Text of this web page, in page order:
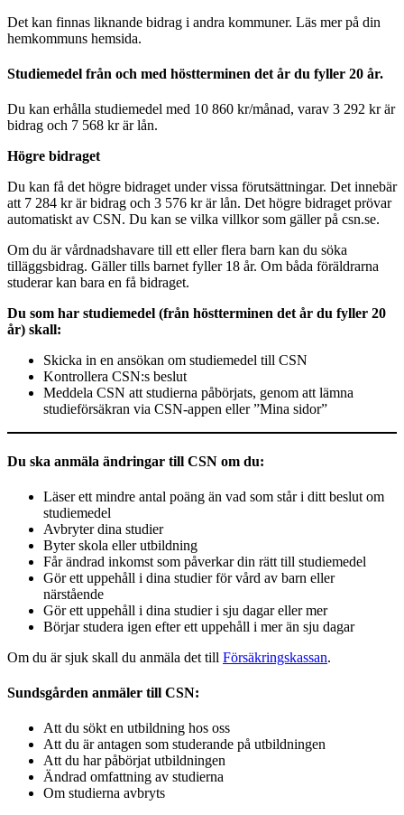
Det kan finnas liknande bidrag i andra kommuner. Läs mer på din
hemkommuns hemsida.
Studiemedel från och med höstterminen det år du fyller 20 år.
Du kan erhålla studiemedel med 10 860 kr/månad, varav 3 292 kr är
bidrag och 7 568 kr är lån.
Högre bidraget
Du kan få det högre bidraget under vissa förutsättningar. Det innebär
att 7 284 kr är bidrag och 3 576 kr är lån. Det högre bidraget prövar
automatiskt av CSN. Du kan se vilka villkor som gäller på csn.se.
Om du är vårdnadshavare till ett eller flera barn kan du söka
tilläggsbidrag. Gäller tills barnet fyller 18 år. Om båda föräldrarna
studerar kan bara en få bidraget.
Du som har studiemedel (från höstterminen det år du fyller 20
år) skall:
Skicka in en ansökan om studiemedel till CSN
Kontrollera CSN:s beslut
Meddela CSN att studierna påbörjats, genom att lämna
studieförsäkran via CSN-appen eller ”Mina sidor”
Du ska anmäla ändringar till CSN om du:
Läser ett mindre antal poäng än vad som står i ditt beslut om
studiemedel
Avbryter dina studier
Byter skola eller utbildning
Får ändrad inkomst som påverkar din rätt till studiemedel
Gör ett uppehåll i dina studier för vård av barn eller
närstående
Gör ett uppehåll i dina studier i sju dagar eller mer
Börjar studera igen efter ett uppehåll i mer än sju dagar
Om du är sjuk skall du anmäla det till Försäkringskassan.
Sundsgården anmäler till CSN:
Att du sökt en utbildning hos oss
Att du är antagen som studerande på utbildningen
Att du har påbörjat utbildningen
Ändrad omfattning av studierna
Om studierna avbryts